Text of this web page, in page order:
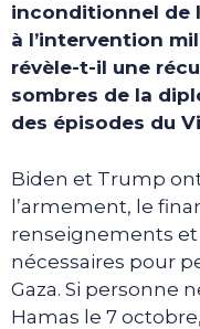
inconditionnel de
à l’intervention
révèle-t-il une
sombres de la
des épisodes du
Biden et Trump
l’armement, le
renseignements
nécessaires pour
Gaza. Si personne
Hamas le 7